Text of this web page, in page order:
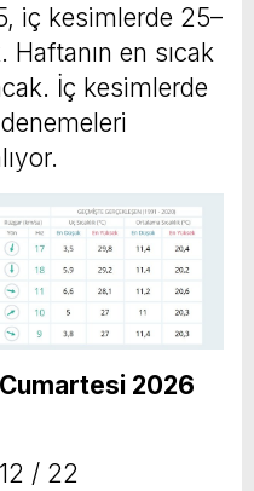
iç kesimlerde 25–
en sıcak
İç kesimlerde
2026
/ 22